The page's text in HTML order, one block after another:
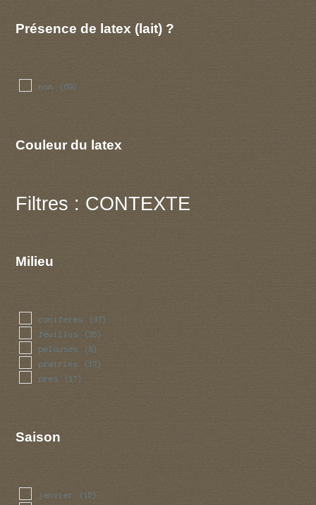
Présence de latex (lait) ?
non (69)
Couleur du latex
Filtres : CONTEXTE
Milieu
coniferes (37)
feuillus (35)
pelouses (8)
prairies (17)
pres (17)
Saison
janvier (15)